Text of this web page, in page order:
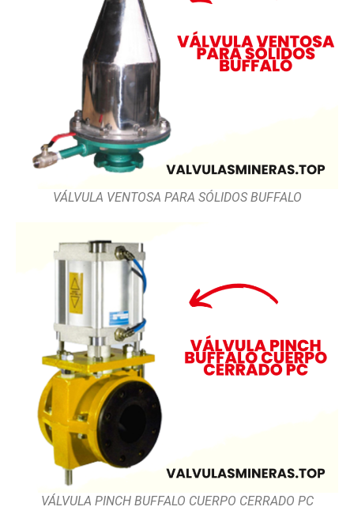
VÁLVULA VENTOSA PARA SÓLIDOS BUFFALO
VÁLVULA PINCH BUFFALO CUERPO CERRADO PC